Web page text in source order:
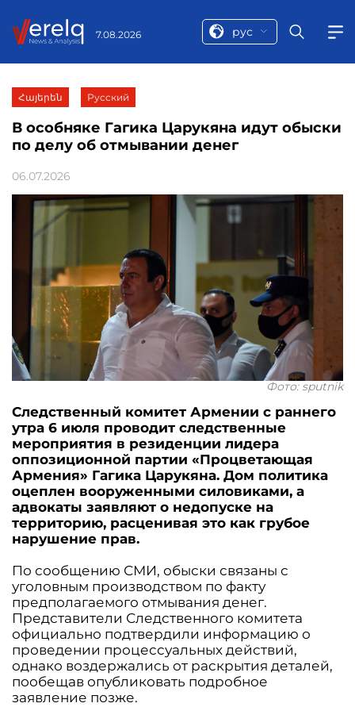
7.08.2026 рус
Հայերեն Русский
В особняке Гагика Царукяна идут обыски
по делу об отмывании денег
06.07.2026
Фото: sputnik
Следственный комитет Армении с раннего
утра 6 июля проводит следственные
мероприятия в резиденции лидера
оппозиционной партии «Процветающая
Армения» Гагика Царукяна. Дом политика
оцеплен вооруженными силовиками, а
адвокаты заявляют о недопуске на
территорию, расценивая это как грубое
нарушение прав.
По сообщению СМИ, обыски связаны с
уголовным производством по факту
предполагаемого отмывания денег.
Представители Следственного комитета
официально подтвердили информацию о
проведении процессуальных действий,
однако воздержались от раскрытия деталей,
пообещав опубликовать подробное
заявление позже.